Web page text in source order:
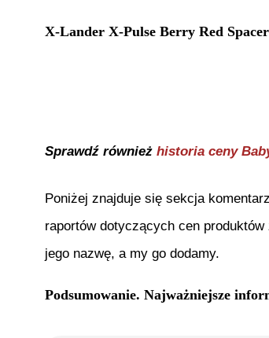
X-Lander X-Pulse Berry Red
Sprawdź również historia ceny
Poniżej znajduje się sekcja
raportów dotyczących cen produktów
jego nazwę, a my go dodamy.
Podsumowanie. Najważniejsze